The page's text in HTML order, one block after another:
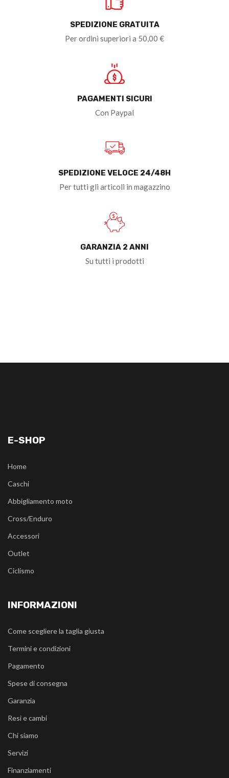
SPEDIZIONE GRATUITA
Per ordini superiori a 50,00 €
PAGAMENTI SICURI
Con Paypal
SPEDIZIONE VELOCE 24/48H
Per tutti gli articoli in magazzino
GARANZIA 2 ANNI
Su tutti i prodotti
E-SHOP
Home
Caschi
Abbigliamento moto
Cross/Enduro
Accessori
Outlet
Ciclismo
INFORMAZIONI
Come scegliere la taglia giusta
Termini e condizioni
Pagamento
Spese di consegna
Garanzia
Resi e cambi
Chi siamo
Servizi
Finanziamenti